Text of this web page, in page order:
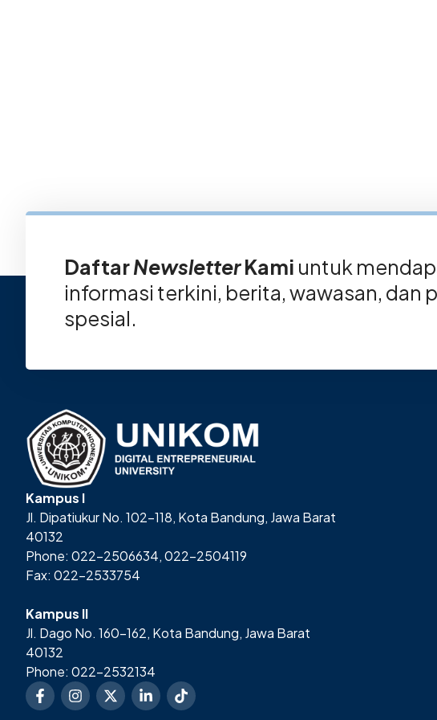
DaftarNewsletterKami untuk
informasi terkini, berita, wawasan, dan
spesial.
Kampus I
Jl. Dipatiukur No. 102-118, Kota Bandung, Jawa Barat
40132
Phone: 022-2506634, 022-2504119
Fax: 022-2533754
Kampus II
Jl. Dago No. 160-162, Kota Bandung, Jawa Barat
40132
Phone: 022-2532134